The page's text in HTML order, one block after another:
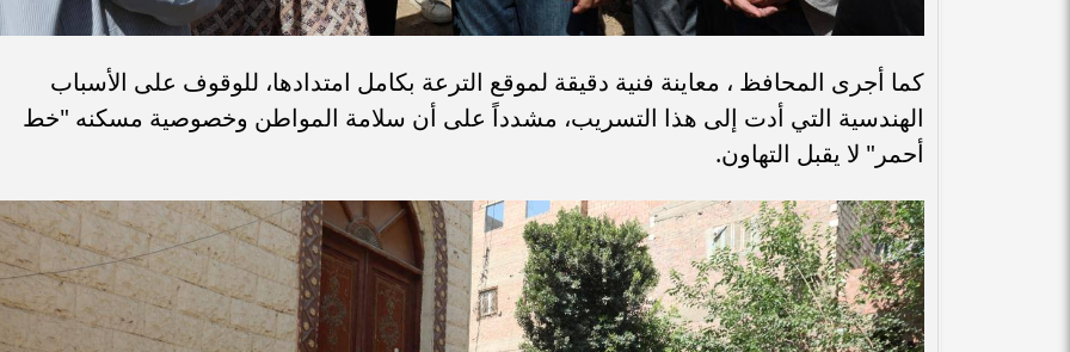
كما أجرى المحافظ ، معاينة فنية دقيقة لموقع الترعة بكامل امتدادها، للوقوف على الأسباب
الهندسية التي أدت إلى هذا التسريب، مشدداً على أن سلامة المواطن وخصوصية مسكنه "خط
أحمر" لا يقبل التهاون.